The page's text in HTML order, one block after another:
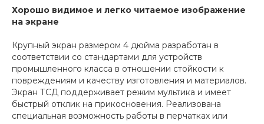
Хорошо видимое и легко читаемое изображение
на экране
Крупный экран размером 4 дюйма разработан в
соответствии со стандартами для устройств
промышленного класса в отношении стойкости к
повреждениям и качеству изготовления и материалов.
Экран ТСД поддерживает режим мультика и имеет
быстрый отклик на прикосновения. Реализована
специальная возможность работы в перчатках или